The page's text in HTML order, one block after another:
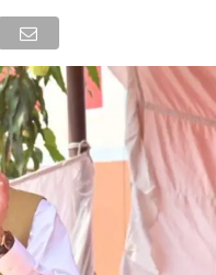
चमोली
टिहरी गढ़वाल
रुद्रप्रयागहरिद्वार देश दुनिया